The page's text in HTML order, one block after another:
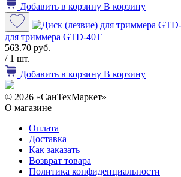
Добавить в корзину В корзину
для триммера GTD-40T
563.70 руб.
/ 1 шт.
Добавить в корзину В корзину
© 2026 «СанТехМаркет»
О магазине
Оплата
Доставка
Как заказать
Возврат товара
Политика конфиденциальности